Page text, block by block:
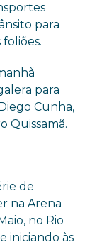
para
para
Cunha,
Quissamã.
de
na Arena
no Rio
iniciando às